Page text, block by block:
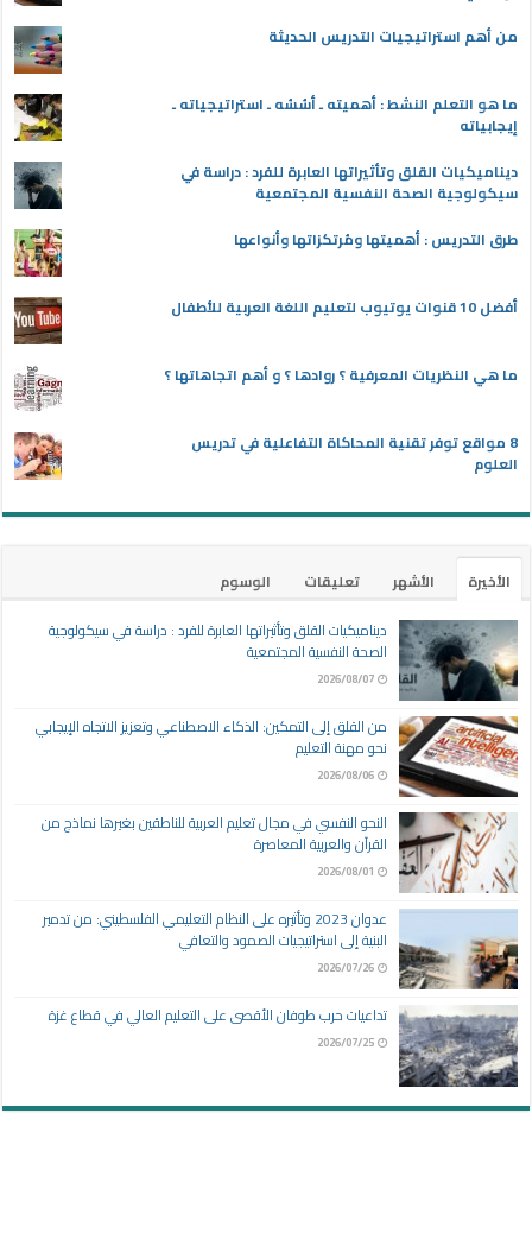
من أهم استراتيجيات التدريس الحديثة
ما هو التعلم النشط : أهميته ـ أسُسُه ـ استراتيجياته ـ
إيجابياته
ديناميكيات القلق وتأثيراتها العابرة للفرد : دراسة في
سيكولوجية الصحة النفسية المجتمعية
طرق التدريس : أهميتها ومُرتكزاتها وأنواعها
أفضل 10 قنوات يوتيوب لتعليم اللغة العربية للأطفال
ما هي النظريات المعرفية ؟ روادها ؟ و أهم اتجاهاتها ؟
8 مواقع توفر تقنية المحاكاة التفاعلية في تدريس
العلوم
الأخيرة الأشهر تعليقات
الوسوم
ديناميكيات القلق وتأثيراتها العابرة للفرد : دراسة في سيكولوجية
الصحة النفسية المجتمعية
2026/08/07
من القلق إلى التمكين: الذكاء الاصطناعي وتعزيز الاتجاه الإيجابي
نحو مهنة التعليم
2026/08/06
النحو النفسي في مجال تعليم العربية للناطقين بغيرها نماذج من
القرآن والعربية المعاصرة
2026/08/01
عدوان 2023 وتأثيره على النظام التعليمي الفلسطيني: من تدمير
البنية إلى استراتيجيات الصمود والتعافي
2026/07/26
تداعيات حرب طوفان الأقصى على التعليم العالي في قطاع غزة
2026/07/25